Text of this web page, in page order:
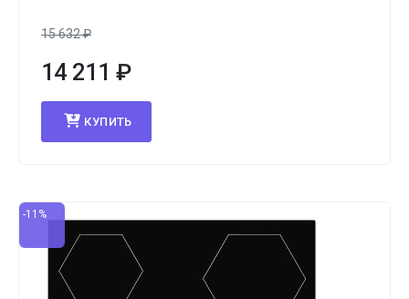
15 632₽
14 211 ₽
КУПИТЬ
-11%